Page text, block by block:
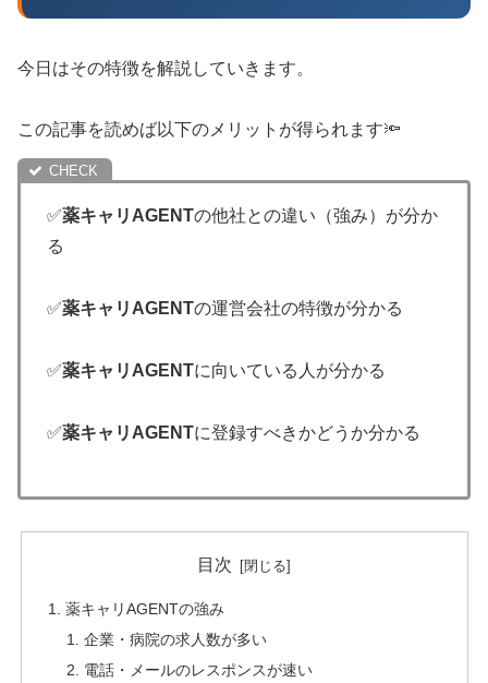
今日はその特徴を解説していきます。
この記事を読めば以下のメリットが得られます🔦
✅薬キャリAGENTの他社との違い（強み）が分か
る
✅薬キャリAGENTの運営会社の特徴が分かる
✅薬キャリAGENTに向いている人が分かる
✅薬キャリAGENTに登録すべきかどうか分かる
目次
薬キャリAGENTの強み
企業・病院の求人数が多い
電話・メールのレスポンスが速い